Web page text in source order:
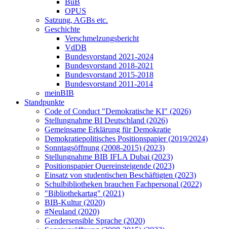
BuB
OPUS
Satzung, AGBs etc.
Geschichte
Verschmelzungsbericht
VdDB
Bundesvorstand 2021-2024
Bundesvorstand 2018-2021
Bundesvorstand 2015-2018
Bundesvorstand 2011-2014
meinBIB
Standpunkte
Code of Conduct "Demokratische KI" (2026)
Stellungnahme BI Deutschland (2026)
Gemeinsame Erklärung für Demokratie
Demokratiepolitisches Positionspapier (2019/2024)
Sonntagsöffnung (2008-2015) (2023)
Stellungnahme BIB IFLA Dubai (2023)
Positionspapier Quereinsteigende (2023)
Einsatz von studentischen Beschäftigten (2023)
Schulbibliotheken brauchen Fachpersonal (2022)
"Bibliothekartag" (2021)
BIB-Kultur (2020)
#Neuland (2020)
Gendersensible Sprache (2020)